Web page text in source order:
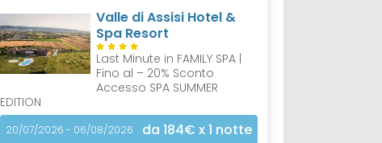
Valle di Assisi Hotel &
Spa Resort
Last Minute in FAMILY SPA |
Fino al – 20% Sconto
Accesso SPA SUMMER
EDITION
20/07/2026 - 06/08/2026 da 184€ x 1 notte